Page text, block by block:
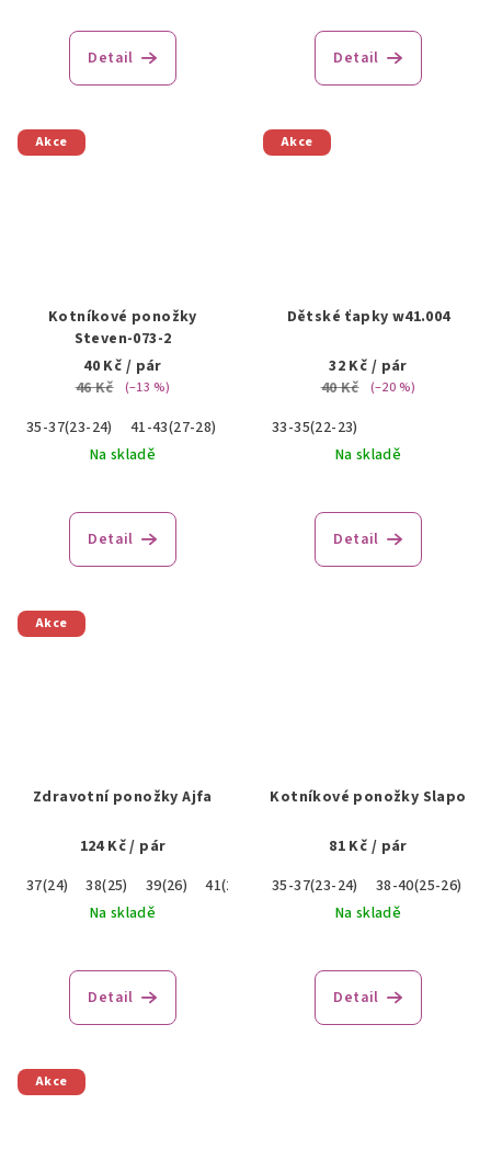
Detail Detail
Akce
Kotníkové ponožky
Steven-073-2
40 Kč / pár
46 Kč
(–13 %)
35-37(23-24) 41-43(27-28)
44-46(29-30)
Na skladě
Detail
Akce
Dětské ťapky w41.004
32 Kč / pár
40 Kč
(–20 %)
33-35(22-23)
Na skladě
Detail
Akce
Zdravotní ponožky Ajfa
124 Kč/ pár
37(24)
38(25) 39(26)
41(27)
Na skladě
Detail
Kotníkové ponožky Slapo
81 Kč / pár
35-37(23-24)
38-40(25-26)
Na skladě
Detail
Akce